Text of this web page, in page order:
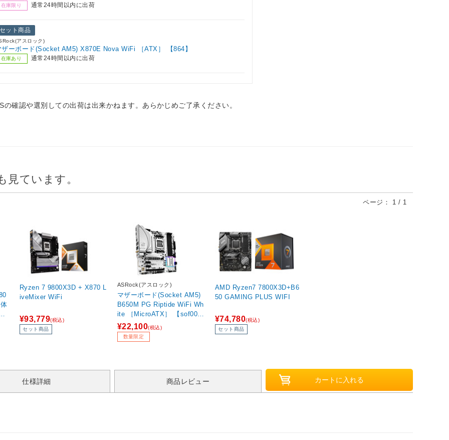
在庫限り 通常24時間以内に出荷
セット商品
アスロック)
ザーボード(Socket AM5) X870E Nova WiFi ［ATX］ 【864】
在庫あり 通常24時間以内に出荷
の確認や選別しての出荷は出来かねます。あらかじめご了承ください。
見ています。
ページ： 1 / 1
Ryzen 7 9800X3D + X870 L
iveMixer WiFi
¥93,779(税込)
セット商品
ASRock(アスロック)
マザーボード(Socket AM5)
B650M PG Riptide WiFi Wh
ite ［MicroATX］ 【sof00
1】
¥22,100(税込)
数量限定
AMD Ryzen7 7800X3D+B6
50 GAMING PLUS WIFI
¥74,780(税込)
セット商品
仕様詳細 商品レビュー